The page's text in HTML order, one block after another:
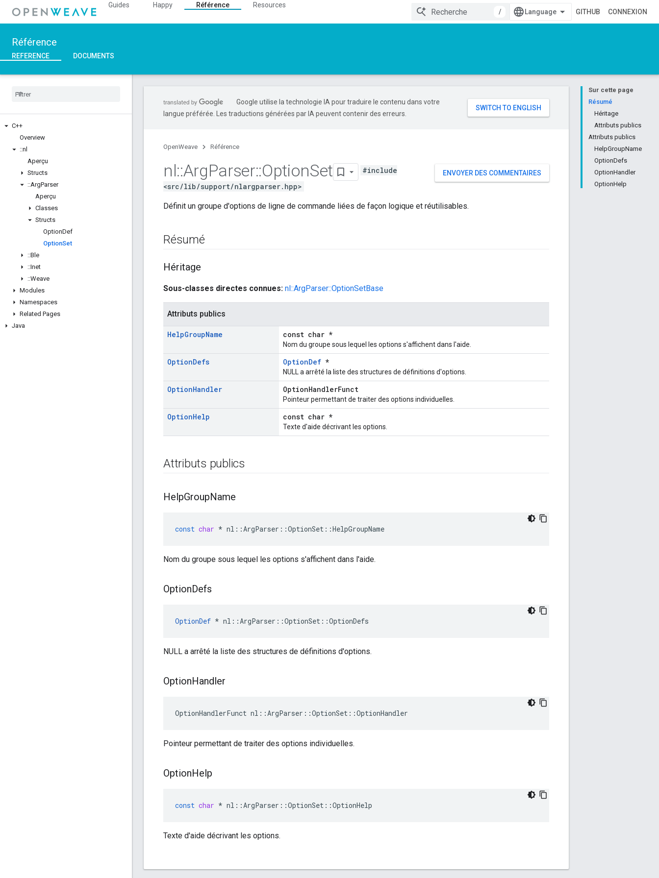
Guides Happy Référence
Resources
/
GITHUB CONNEXION
Référence
REFERENCE DOCUMENTS
C++
Overview
::nl
Aperçu
Structs
::ArgParser
Aperçu
Classes
Structs
OptionDef
OptionSet
::Ble
::Inet
::Weave
Modules
Namespaces
Related Pages
Java
Sur cette page
Résumé
Héritage
Attributs publics
Attributs publics
HelpGroupName
OptionDefs
OptionHandler
OptionHelp
Google utilise la technologie IA pour traduire le contenu dans votre
langue préférée. Les traductions générées par IA peuvent contenir des erreurs.
OpenWeave Référence
ENVOYER DES COMMENTAIRES
nl::ArgParser::OptionSet
#include
<src/lib/support/nlargparser.hpp>
Définit un groupe d'options de ligne de commande liées de façon logique et réutilisables.
Résumé
Héritage
Sous-classes directes connues: nl::ArgParser::OptionSetBase
Attributs publics
HelpGroupName const char *
Nom du groupe sous lequel les options s'affichent dans l'aide.
OptionDefs OptionDef *
NULL a arrêté la liste des structures de définitions d'options.
OptionHandler OptionHandlerFunct
Pointeur permettant de traiter des options individuelles.
OptionHelp const char *
Texte d'aide décrivant les options.
Attributs publics
HelpGroupName
const char * nl ::ArgParser ::OptionSet ::HelpGroupName
Nom du groupe sous lequel les options s'affichent dans l'aide.
OptionDefs
OptionDef * nl::ArgParser::OptionSet::OptionDefs
NULL a arrêté la liste des structures de définitions d'options.
OptionHandler
OptionHandlerFunct nl::ArgParser::OptionSet::OptionHandler
Pointeur permettant de traiter des options individuelles.
OptionHelp
const char * nl ::ArgParser ::OptionSet ::OptionHelp
Texte d'aide décrivant les options.